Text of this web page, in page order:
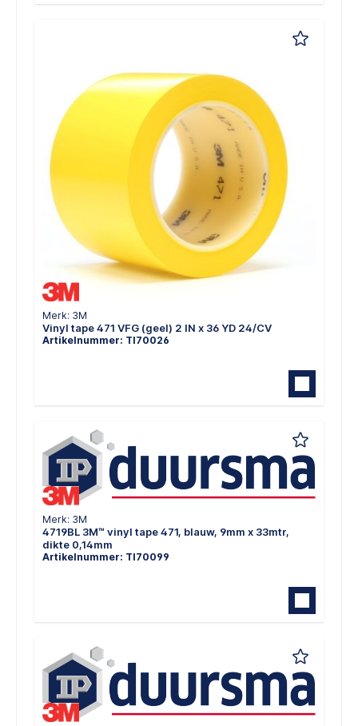
Merk: 3M
Vinyl tape 471 VFG (geel) 2 IN x 36 YD 24/CV
Artikelnummer: TI70026
Merk: 3M
4719BL 3M™ vinyl tape 471, blauw, 9mm x 33mtr,
dikte 0,14mm
Artikelnummer: TI70099